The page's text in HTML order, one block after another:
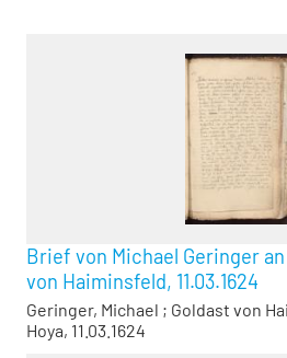
Brief von Michael Geringer
von Haiminsfeld, 11.03.1624
Geringer, Michael ; Goldast von
Hoya, 11.03.1624